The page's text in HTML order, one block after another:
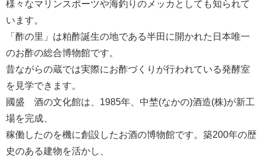
様々なマリンスポーツや海釣りのメッカとしても知られて
います。
「酢の里」は粕酢誕生の地である半田に開かれた日本唯一
のお酢の総合博物館です。
昔ながらの蔵では実際にお酢づくりが行われている発酵室
を見学できます。
國盛 酒の文化館は、1985年、中埜(なかの)酒造(株)が新工
場を完成、
稼働したのを機に創設したお酒の博物館です。築200年の歴
史のある建物を活かし、